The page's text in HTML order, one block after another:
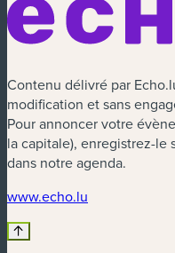
Contenu délivré par
modification et sans
Pour annoncer votre
la capitale), enregistrez-le
dans notre agenda.
www.echo.lu